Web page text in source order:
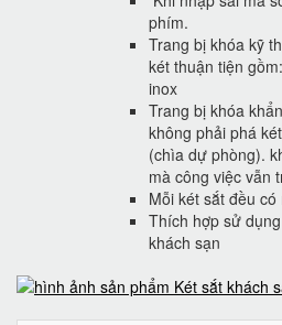
phím.
Trang bị khóa kỹ
két thuận tiện
inox
Trang bị khóa
không phải phá
(chìa dự phòng).
mà công việc vẫn
Mỗi két sắt đều
Thích hợp sử
khách sạn